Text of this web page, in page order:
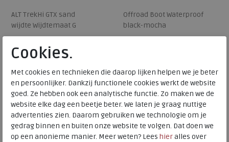
ALT TrekHi GTX sand
wijdte Wijdtemaat G
€ 84,98
Beschikbare maten
7,5 8 8,5 10
Offroad Boot Waterproof
black-mocha
Beschikbare maten
42
SALE
Cookies.
Met cookies en technieken die daarop lijken helpen we je beter
en persoonlijker. Dankzij functionele cookies werkt de website
goed. Ze hebben ook een analytische functie. Zo maken we de
website elke dag een beetje beter. We laten je graag nuttige
advertenties zien. Daarom gebruiken we technologie om je
gedrag binnen en buiten onze website te volgen. Dat doen we
op een anonieme manier. Meer weten? Lees hieralles over